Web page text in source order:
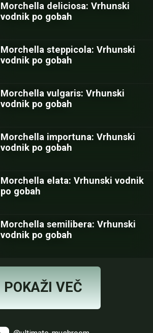
Morchella deliciosa: Vrhunski
vodnik po gobah
Morchella steppicola: Vrhunski
vodnik po gobah
Morchella vulgaris: Vrhunski
vodnik po gobah
Morchella importuna: Vrhunski
vodnik po gobah
Morchella elata: Vrhunski vodnik
po gobah
Morchella semilibera: Vrhunski
vodnik po gobah
POKAŽI VEČ